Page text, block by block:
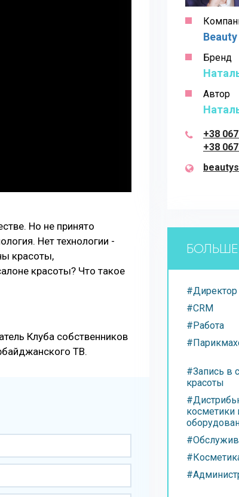
Но не принято
Нет технологии -
красоты,
красоты? Что такое
Клуба собственников
ТВ.
Бренд
Автор
+38
+38
БОЛЬШЕ
#Директор
#CRM
#Работа
#Запись в
красоты
косметики